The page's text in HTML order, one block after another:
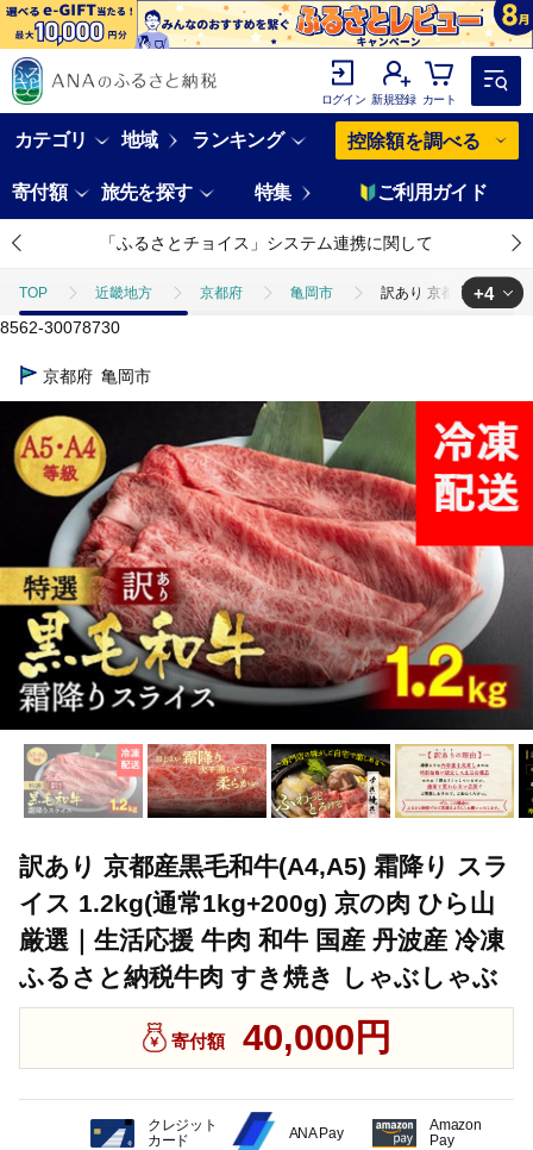
ログイン 新規登録 カート
カテゴリ 地域 ランキング 控除額を調べる
寄付額 旅先を探す 特集 ご利用ガイド
「ふるさとチョイス」システム連携に関して
TOP 近畿地方 京都府 亀岡市 訳あり 京都産黒毛和牛
TOP 肉
TOP 肉
TOP 肉 しゃぶしゃぶ(牛肉) 訳あり 京都産黒
TOP 肉 牛肉 焼肉(牛肉) 訳あり 京都産黒毛和牛
+4
8562-30078730
京都府 亀岡市
訳あり 京都産黒毛和牛(A4,A5) 霜降り スラ
イス 1.2kg(通常1kg+200g) 京の肉 ひら山
厳選｜生活応援 牛肉 和牛 国産 丹波産 冷凍
ふるさと納税牛肉 すき焼き しゃぶしゃぶ
寄付額 40,000円
クレジット
カード
ANA Pay
Amazon
Pay